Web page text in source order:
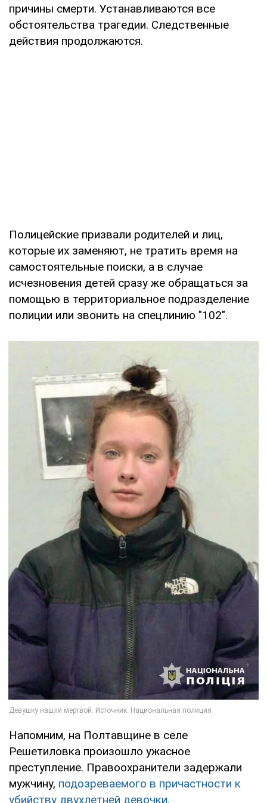
причины смерти. Устанавливаются все
обстоятельства трагедии. Следственные
действия продолжаются.
Полицейские призвали родителей и лиц,
которые их заменяют, не тратить время на
самостоятельные поиски, а в случае
исчезновения детей сразу же обращаться за
помощью в территориальное подразделение
полиции или звонить на спецлинию "102".
Напомним, на Полтавщине в селе
Решетиловка произошло ужасное
преступление. Правоохранители задержали
мужчину, подозреваемого в причастности к
убийству двухлетней девочки.